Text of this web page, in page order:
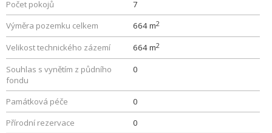
Počet pokojů
7
Výměra pozemku celkem
664 m2
Velikost technického zázemí 664 m2
Souhlas s vynětím z půdního
fondu
0
Památková péče
0
Přírodní rezervace
0